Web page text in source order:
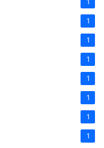
1
1
1
1
1
1
1